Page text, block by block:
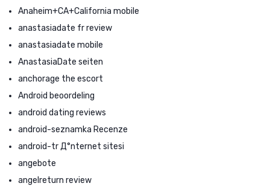
Anaheim+CA+California mobile
anastasiadate fr review
anastasiadate mobile
AnastasiaDate seiten
anchorage the escort
Android beoordeling
android dating reviews
android-seznamka Recenze
android-tr Д°nternet sitesi
angebote
angelreturn review